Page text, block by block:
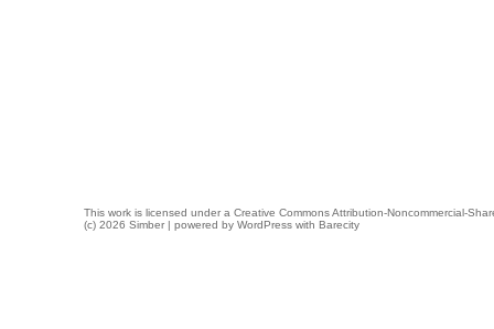
This work is licensed under a Creative Commons Attribution-Noncommercial-
(c) 2026 Simber | powered by WordPress with Barecity